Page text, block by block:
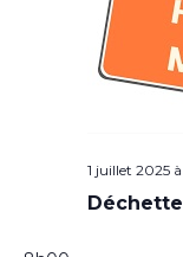
1 juillet 2025